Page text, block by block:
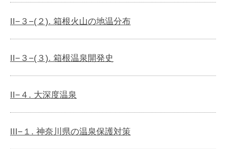
II−３−(２). 箱根火山の地温分布
II−３−(３). 箱根温泉開発史
II−４. 大深度温泉
III−１. 神奈川県の温泉保護対策